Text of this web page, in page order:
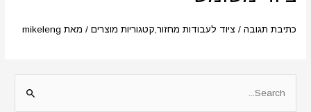
כתיבת תגובה / ציוד לעבודות מחזור,קטגוריות מוצרים / מאת mikeleng